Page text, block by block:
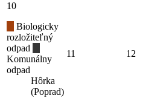
10
Biologicky
rozložiteľný
odpad
Komunálny
odpad
Hôrka
(Poprad)
11 12